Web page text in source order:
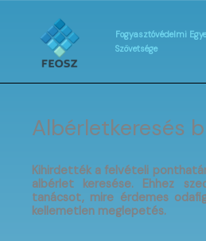
Skip
Fogyasztóvédelmi
Szövetsége
Albérletkeresés
Kihirdették a felvételi
albérlet keresése. Ehhez
tanácsot, mire érdemes
kellemetlen meglepetés.